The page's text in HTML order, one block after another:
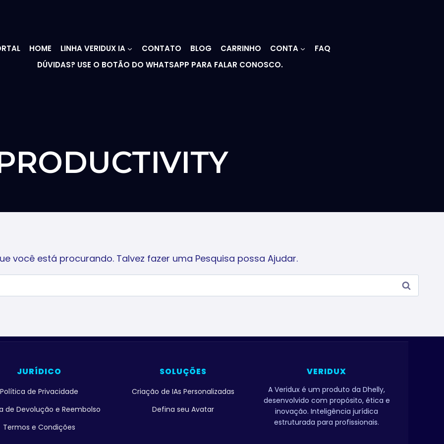
HOME LINHA VERIDUX IA CONTATO BLOG CARRINHO CONTA
FAQ
DÚVIDAS? USE O BOTÃO DO WHATSAPP PARA FALAR CONOSCO.
você está procurando. Talvez fazer uma Pesquisa possa Ajudar.
JURÍDICO
Política de Privacidade
de Devolução e Reembolso
Termos e Condições
SOLUÇÕES
Criação de IAs Personalizadas
Defina seu Avatar
VERIDUX
A Veridux é um produto da Dhelly,
desenvolvido com propósito, ética e
inovação. Inteligência jurídica
estruturada para profissionais.